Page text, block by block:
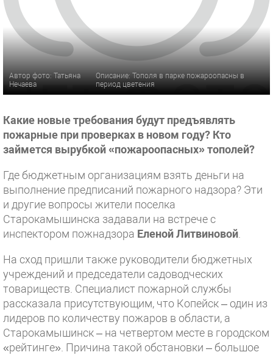
Автор фото: Татьяна
Нечаева
Описание: Тополя в парке пожароопасны в
период цветения
Какие новые требования будут предъявлять
пожарные при проверках в новом году? Кто
займется вырубкой «пожароопасных» тополей?
Где бюджетным организациям взять деньги на
выполнение предписаний пожарного надзора? Эти
и другие вопросы жители поселка
Старокамышинска задавали на встрече с
инспектором пожнадзора Еленой Литвиновой
На сход пришли также руководители бюджетных
учреждений и председатели садоводческих
товариществ. Специалист пожарной службы
рассказала присутствующим, что Копейск – один из
лидеров по количеству пожаров в области, а
Старокамышинск – на четвертом месте в городском
«рейтинге». Причина такой обстановки – большое